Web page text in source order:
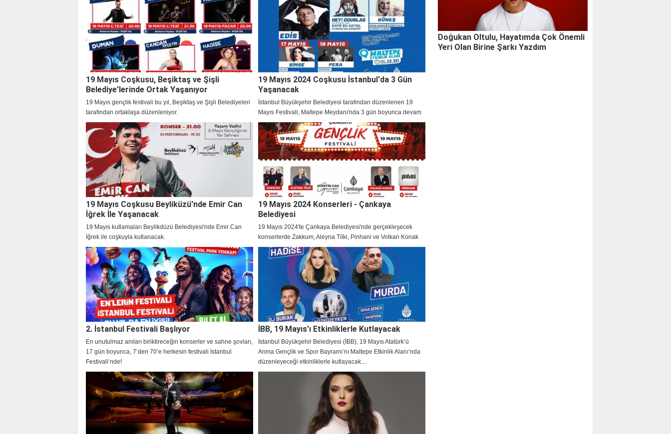
Ağustos Zafer Bayramı kapsamında, Türkiye genelinde pek
çok konser ve etkinlik düzenlenecek.
19 Mayıs Coşkusu, Beşiktaş ve Şişli
Belediye'lerinde Ortak Yaşanıyor
19 Mayıs gençlik festivali bu yıl, Beşiktaş ve Şişli Belediyeleri
tarafından ortaklaşa düzenleniyor.
19 Mayıs 2024 Coşkusu İstanbul'da 3 Gün
Yaşanacak
İstanbul Büyükşehir Belediyesi tarafından düzenlenen 19
Mayıs Festivali, Maltepe Meydanı'nda 3 gün boyunca devam
edecek.
19 Mayıs Coşkusu Beyliküzü'nde Emir Can
İğrek İle Yaşanacak
19 Mayıs kutlamaları Beylikdüzü Belediyesi'nde Emir Can
İğrek ile coşkuyla kutlanacak.
19 Mayıs 2024 Konserleri - Çankaya
Belediyesi
19 Mayıs 2024'te Çankaya Belediyesi'nde gerçekleşecek
konserlerde Zakkum, Aleyna Tilki, Pinhani ve Volkan Konak
sahne alacak.
2. İstanbul Festivali Başlıyor
En unutulmaz anıları biriktireceğin konserler ve sahne şovları,
17 gün boyunca, 7’den 70’e herkesin festivali İstanbul
Festivali’nde!
İBB, 19 Mayıs'ı Etkinliklerle Kutlayacak
İstanbul Büyükşehir Belediyesi (İBB), 19 Mayıs Atatürk’ü
Anma Gençlik ve Spor Bayramı’nı Maltepe Etkinlik Alanı’nda
düzenleyeceği etkinliklerle kutlayacak....
Doğukan Oltulu, Hayatımda Çok Önemli
Yeri Olan Birine Şarkı Yazdım